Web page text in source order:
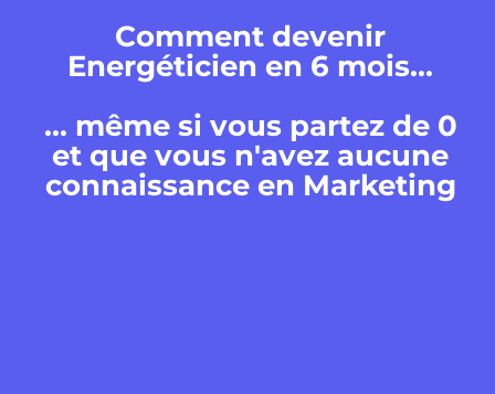
Comment devenir
Energéticien en 6 mois...
... même si vous partez de 0
et que vous n'avez aucune
connaissance en Marketing